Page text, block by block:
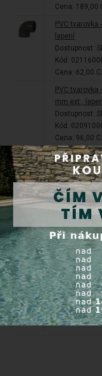
Cena: 189,00
PVC tvarovka
lepení
Dostupnost:
Kód:
Cena: 62,00
PVC tvarovka
mm ext.,
Dostupnost:
Kód:
Cena: 96,00
Bazénový
lepení / lepení
Dostupnost:
Kód:
Cena: 729,00
Tangit čistič
Dostupnost:
Kód:
Cena: 225,00
Tangit lepidlo
Dostupnost:
Kód:
Cena: 373,00